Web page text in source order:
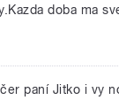
doba ma
paní Jitko i vy